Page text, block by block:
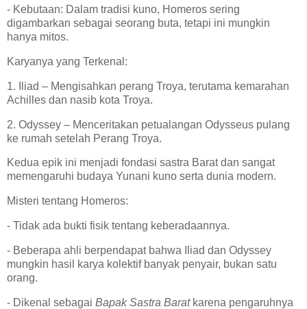
- Kebutaan: Dalam tradisi kuno, Homeros sering
digambarkan sebagai seorang buta, tetapi ini mungkin
hanya mitos.
Karyanya yang Terkenal:
1. Iliad – Mengisahkan perang Troya, terutama kemarahan
Achilles dan nasib kota Troya.
2. Odyssey – Menceritakan petualangan Odysseus pulang
ke rumah setelah Perang Troya.
Kedua epik ini menjadi fondasi sastra Barat dan sangat
memengaruhi budaya Yunani kuno serta dunia modern.
Misteri tentang Homeros:
- Tidak ada bukti fisik tentang keberadaannya.
- Beberapa ahli berpendapat bahwa Iliad dan Odyssey
mungkin hasil karya kolektif banyak penyair, bukan satu
orang.
- Dikenal sebagai Bapak Sastra Baratkarena pengaruhnya